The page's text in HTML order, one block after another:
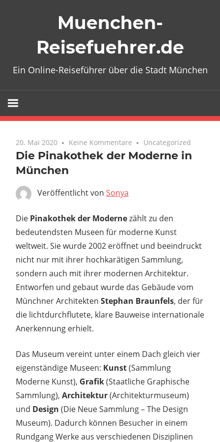
Muenchen-
Reisefuehrer.de
Ein Online-Reiseführer über die Stadt München
20. Mai 2020 Keine Kommentare Uncategorized
Die Pinakothek der Moderne in
München
Veröffentlicht von Sonya
Die Pinakothek der Modernezählt zu den
bedeutendsten Museen für moderne Kunst
weltweit. Sie wurde 2002 eröffnet und beeindruckt
nicht nur mit ihrer hochkarätigen Sammlung,
sondern auch mit ihrer modernen Architektur.
Entworfen und gebaut wurde das Gebäude vom
Münchner Architekten Stephan Braunfels, der für
die lichtdurchflutete, klare Bauweise internationale
Anerkennung erhielt.
Das Museum vereint unter einem Dach gleich vier
eigenständige Museen: Kunst(Sammlung
Moderne Kunst), Grafik(Staatliche Graphische
Sammlung), Architektur(Architekturmuseum)
und Design (Die Neue Sammlung – The Design
Museum). Dadurch können Besucher in einem
Rundgang Werke aus verschiedenen Disziplinen